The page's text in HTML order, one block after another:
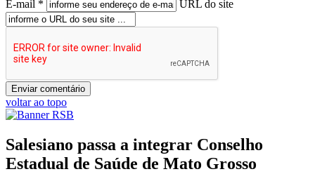
E-mail * URL do site
voltar ao topo
Salesiano passa a integrar Conselho
Estadual de Saúde de Mato Grosso